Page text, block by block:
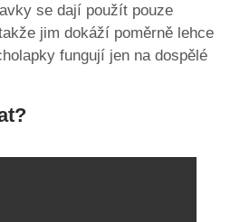
se dají použít pouze
jim dokáží poměrně lehce
fungují jen na dospělé
?